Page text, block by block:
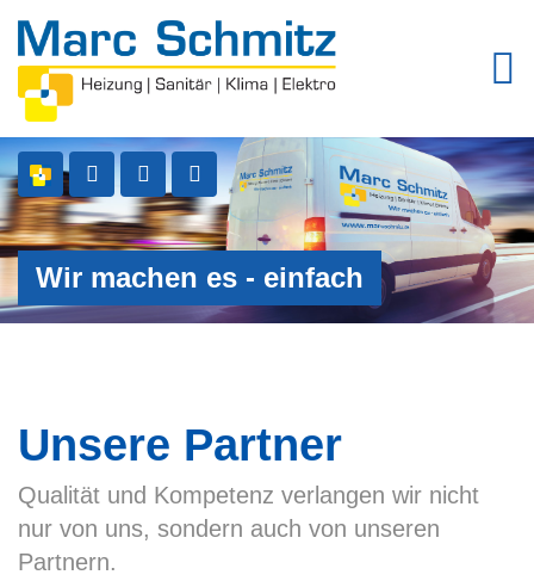
Wir machen es - einfach
Unsere Partner
Qualität und Kompetenz verlangen wir nicht
nur von uns, sondern auch von unseren
Partnern.